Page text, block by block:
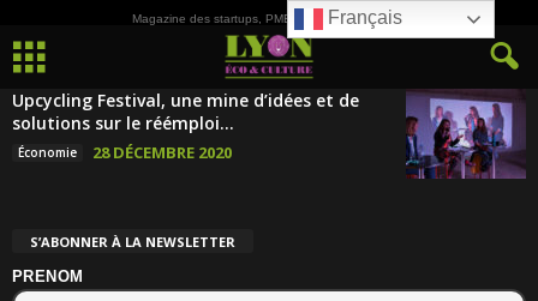
Magazine des startups, PME, ETI et de la Culture
Upcycling Festival, une mine d’idées et de
solutions sur le réémploi...
Économie 28 DÉCEMBRE 2020
S’ABONNER À LA NEWSLETTER
PRENOM
Français